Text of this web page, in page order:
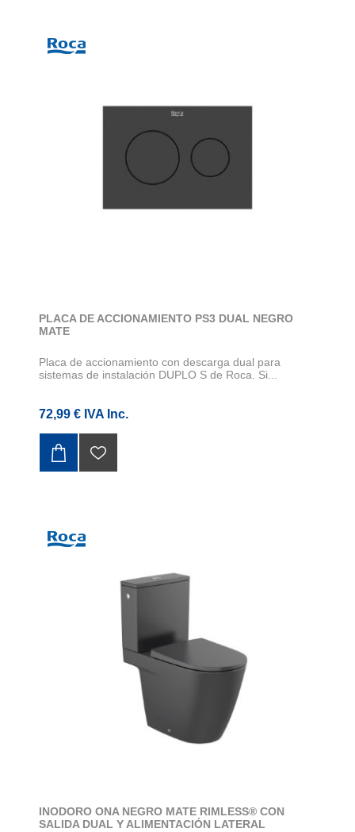
PLACA DE ACCIONAMIENTO PS3 DUAL NEGRO
MATE
Placa de accionamiento con descarga dual para
sistemas de instalación DUPLO S de Roca. Si...
72,99 € IVA Inc.
INODORO ONA NEGRO MATE RIMLESS® CON
SALIDA DUAL Y ALIMENTACIÓN LATERAL